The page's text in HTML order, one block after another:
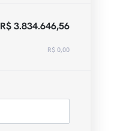
R$ 3.834.646,56
R$ 0,00